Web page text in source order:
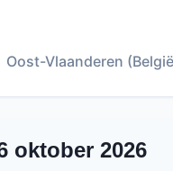
Oost-Vlaanderen
oktober 2026